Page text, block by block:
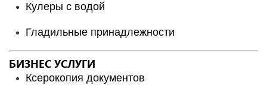
Кулеры с водой
Гладильные принадлежности
БИЗНЕС УСЛУГИ
Ксерокопия документов